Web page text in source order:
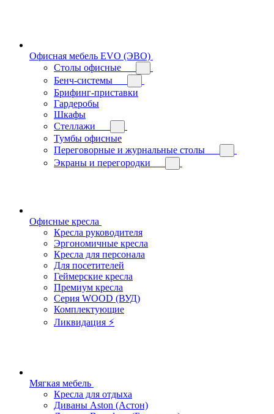
Офисная мебель EVO (ЭВО)
Cтолы офисные
Бенч-системы
Брифинг-приставки
Гардеробы
Шкафы
Стеллажи
Тумбы офисные
Переговорные и журнальные столы
Экраны и перегородки
Офисные кресла
Кресла руководителя
Эргономичные кресла
Кресла для персонала
Для посетителей
Геймерские кресла
Премиум кресла
Серия WOOD (ВУД)
Комплектующие
Ликвидация ⚡
Мягкая мебель
Кресла для отдыха
Диваны Aston (Астон)